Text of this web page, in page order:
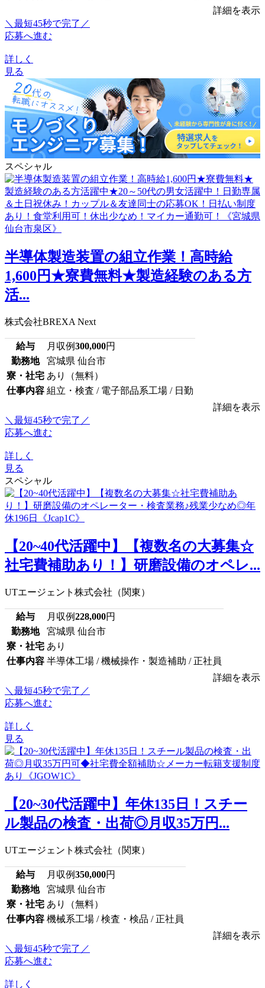
詳細を表示
＼最短45秒で完了／
応募へ進む
詳しく
見る
スペシャル
半導体製造装置の組立作業！高時給
1,600円★寮費無料★製造経験のある方
活...
株式会社BREXA Next
給与 月収例300,000円
勤務地
宮城県 仙台市
寮・社宅 あり（無料）
仕事内容 組立・検査 / 電子部品系工場 / 日勤
詳細を表示
＼最短45秒で完了／
応募へ進む
詳しく
見る
スペシャル
【20~40代活躍中】【複数名の大募集☆
社宅費補助あり！】研磨設備のオペレ...
UTエージェント株式会社（関東）
給与 月収例228,000円
勤務地
宮城県 仙台市
寮・社宅 あり
仕事内容 半導体工場 / 機械操作・製造補助 / 正社員
詳細を表示
＼最短45秒で完了／
応募へ進む
詳しく
見る
【20~30代活躍中】年休135日！スチー
ル製品の検査・出荷◎月収35万円...
UTエージェント株式会社（関東）
給与 月収例350,000円
勤務地
宮城県 仙台市
寮・社宅 あり（無料）
仕事内容 機械系工場 / 検査・検品 / 正社員
詳細を表示
＼最短45秒で完了／
応募へ進む
詳しく